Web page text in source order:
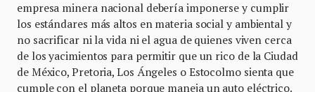
empresa minera nacional debería imponerse y cumplir
los estándares más altos en materia social y ambiental y
no sacrificar ni la vida ni el agua de quienes viven cerca
de los yacimientos para permitir que un rico de la Ciudad
de México, Pretoria, Los Ángeles o Estocolmo sienta que
cumple con el planeta porque maneja un auto eléctrico.